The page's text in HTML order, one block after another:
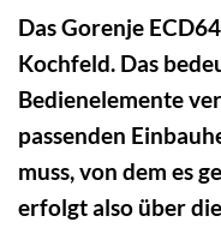
Das Gorenje
Kochfeld. Das
Bedienelemente
passenden
muss, von dem es
erfolgt also über